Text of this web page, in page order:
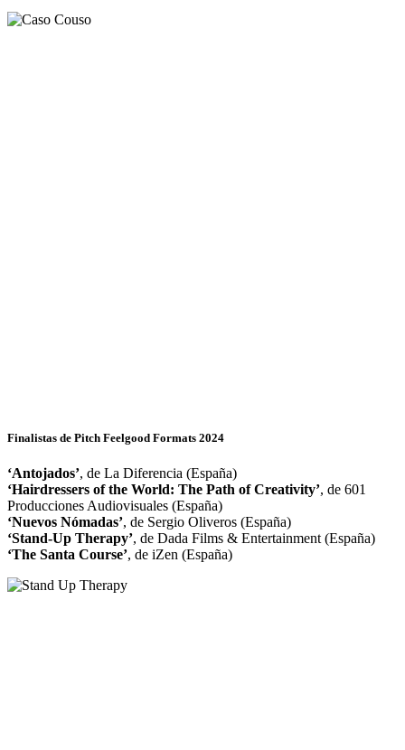
Finalistas de Pitch Feelgood Formats 2024
‘Antojados’, de La Diferencia (España)
‘Hairdressers of the World: The Path of Creativity’, de 601
Producciones Audiovisuales (España)
‘Nuevos Nómadas’, de Sergio Oliveros (España)
‘Stand-Up Therapy’, de Dada Films & Entertainment (España)
‘The Santa Course’, de iZen (España)